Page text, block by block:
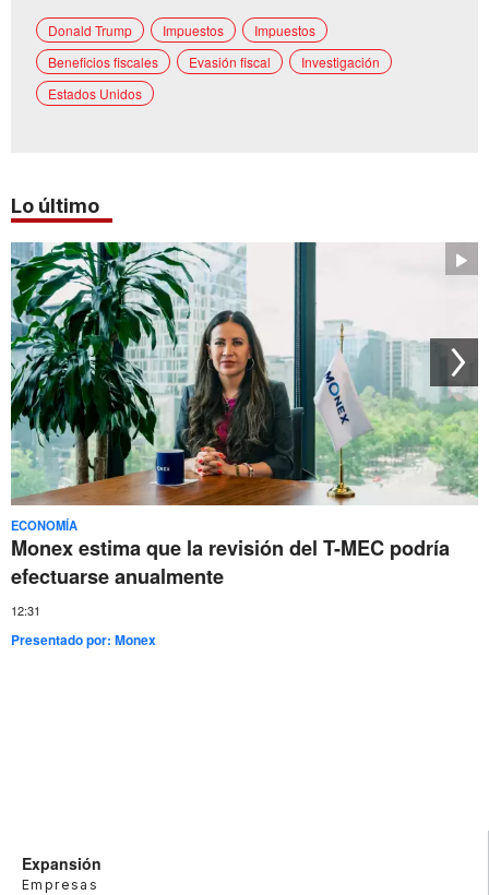
Donald Trump Impuestos
Impuestos
Beneficios fiscales
Evasión fiscal
Investigación
Estados Unidos
Lo último
ECONOMÍA
Monex estima que la revisión del T-MEC podría
efectuarse anualmente
12:31
Presentado por:Monex
Expansión
Empresas